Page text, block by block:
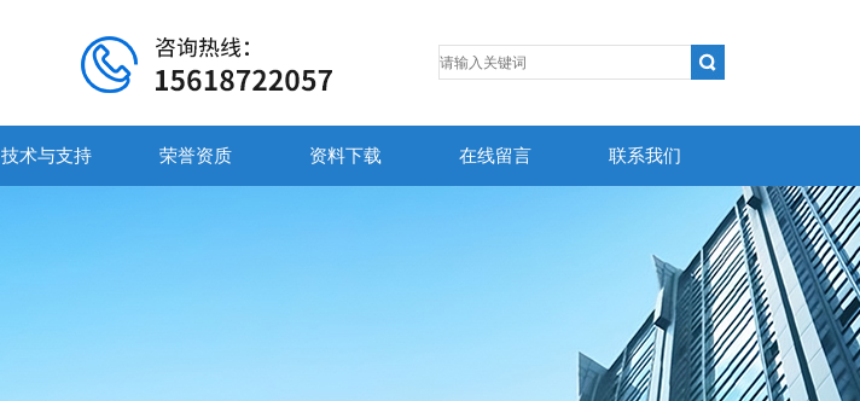
技术与支持 荣誉资质 资料下载 在线留言 联系我们